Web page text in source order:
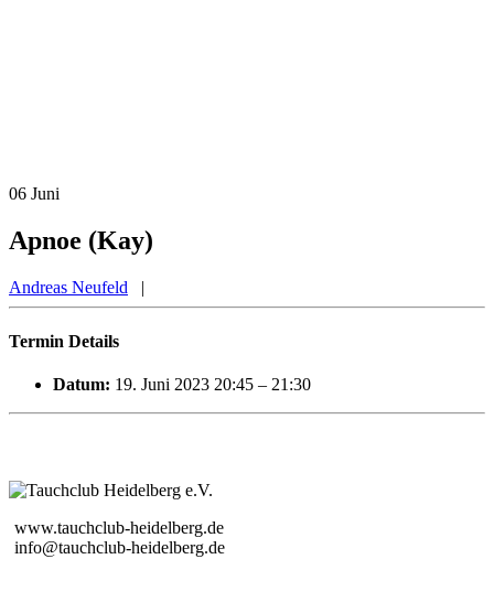
06 Juni
Apnoe (Kay)
Andreas Neufeld |
Termin Details
Datum: 19. Juni 2023 20:45 – 21:30
www.tauchclub-heidelberg.de
info@tauchclub-heidelberg.de